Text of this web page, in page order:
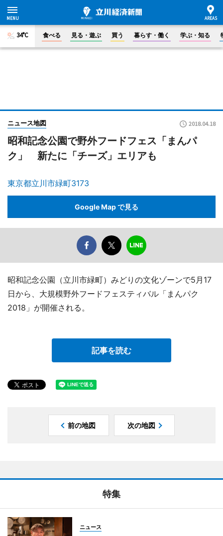
34°C 食べる 見る・遊ぶ 買う 暮らす・働く 学ぶ・知る
ニュース地図 2018.04.18
昭和記念公園で野外フードフェス「まんパ
ク」 新たに「チーズ」エリアも
東京都立川市緑町3173
Google Map で見る
昭和記念公園（立川市緑町）みどりの文化ゾーンで5月17
日から、大規模野外フードフェスティバル「まんパク
2018」が開催される。
記事を読む
前の地図 次の地図
特集
ニュース